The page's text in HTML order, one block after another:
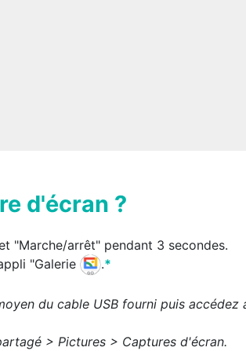
d'écran ?
"Marche/arrêt" pendant 3 secondes.
"Galerie
.*
du cable USB fourni puis
> Pictures > Captures d'écran.